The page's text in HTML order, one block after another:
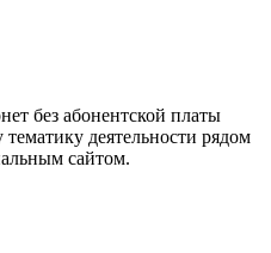
без абонентской платы
деятельности рядом
сайтом.